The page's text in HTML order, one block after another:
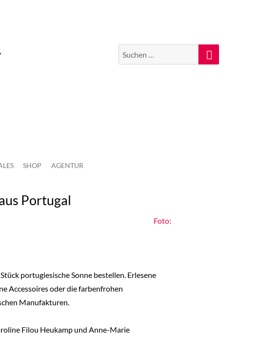
Suche
nach:
Suchen
SHOP AGENTUR
Portugal
Foto:
portugiesische Sonne bestellen. Erlesene
Accessoires oder die farbenfrohen
Manufakturen.
Filou Heukamp und Anne-Marie